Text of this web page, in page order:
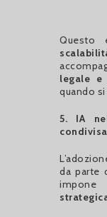
Questo
legale e
quando
5. IA
condivisa
da parte